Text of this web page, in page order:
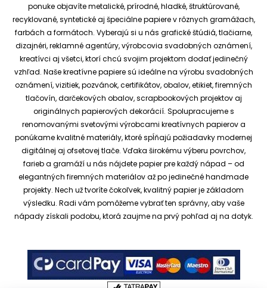
ponuke objavíte metalické, prírodné, hladké, štruktúrované,
recyklované, syntetické aj špeciálne papiere v rôznych gramážach,
farbách a formátoch. Vyberajú si u nás grafické štúdiá, tlačiarne,
dizajnéri, reklamné agentúry, výrobcovia svadobných oznámení,
kreatívci aj všetci, ktorí chcú svojim projektom dodať jedinečný
vzhľad. Naše kreatívne papiere sú ideálne na výrobu svadobných
oznámení, vizitiek, pozvánok, certifikátov, obalov, etikiet, firemných
tlačovín, darčekových obalov, scrapbookových projektov aj
originálnych papierových dekorácií. Spolupracujeme s
renomovanými svetovými výrobcami kreatívnych papierov a
ponúkame kvalitné materiály, ktoré spĺňajú požiadavky modernej
digitálnej aj ofsetovej tlače. Vďaka širokému výberu povrchov,
farieb a gramáží u nás nájdete papier pre každý nápad – od
elegantných firemných materiálov až po jedinečné handmade
projekty. Nech už tvoríte čokoľvek, kvalitný papier je základom
výsledku. Radi vám pomôžeme vybrať ten správny, aby vaše
nápady získali podobu, ktorá zaujme na prvý pohľad aj na dotyk.